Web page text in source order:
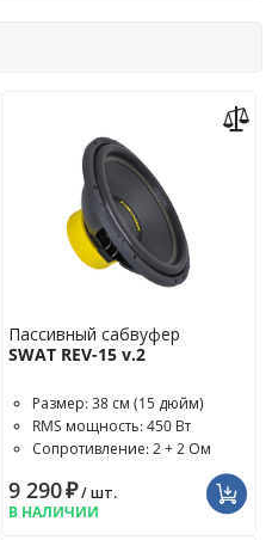
Пассивный сабвуфер
SWAT REV-15 v.2
Размер: 38 см (15 дюйм)
RMS мощность: 450 Вт
Сопротивление: 2 + 2 Ом
9 290₽/ шт.
В НАЛИЧИИ